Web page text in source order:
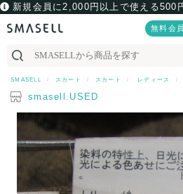
新規会員に2,000円以上で使える500
無料会
SMASELL スカート スカート レディース
smasell.USED